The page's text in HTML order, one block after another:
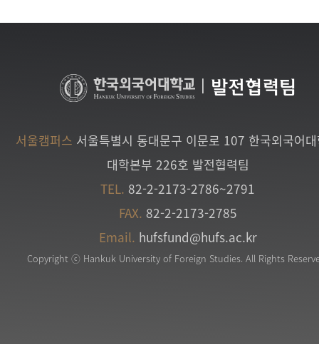
발전협력팀
서울캠퍼스 서울특별시 동대문구 이문로 107 한국외국어
대학본부 226호 발전협력팀
TEL. 82-2-2173-2786~2791
FAX. 82-2-2173-2785
Email. hufsfund@hufs.ac.kr
Copyright ⓒ Hankuk University of Foreign Studies. All Rights